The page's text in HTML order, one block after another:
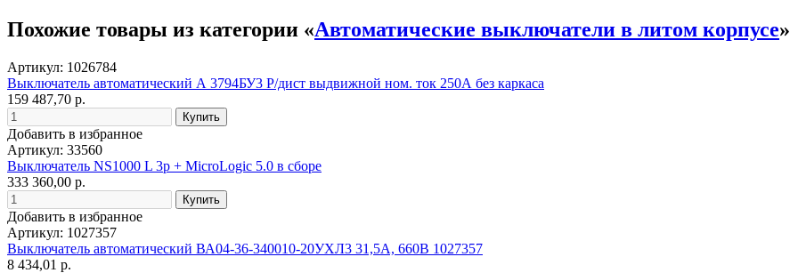
Похожие товары из категории «Автоматические выключатели в литом корпусе»
Артикул: 1026784
Выключатель автоматический А 3794БУ3 Р/дист выдвижной ном. ток 250А без каркаса
159 487,70 р.
Добавить в избранное
Артикул: 33560
Выключатель NS1000 L 3p + MicroLogic 5.0 в сборе
333 360,00 р.
Добавить в избранное
Артикул: 1027357
Выключатель автоматический ВА04-36-340010-20УХЛ3 31,5А, 660В 1027357
8 434,01 р.